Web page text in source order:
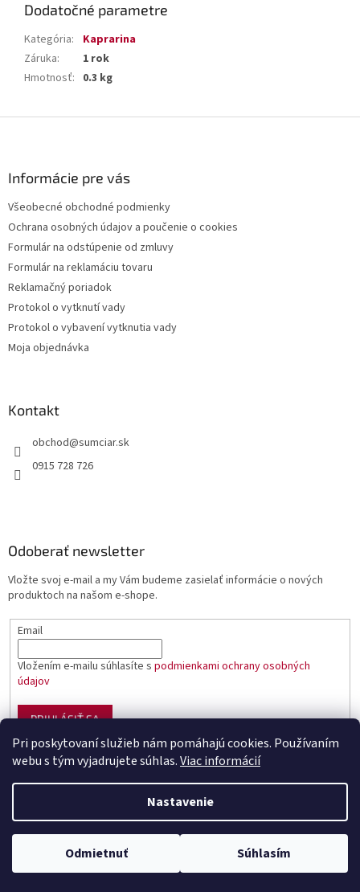
Pri poskytovaní služieb nám pomáhajú cookies. Používaním
webu s tým vyjadrujete súhlas.Viac informácií
Nastavenie
Odmietnuť Súhlasím
Dodatočné parametre
Kategória:
Kaprarina
Záruka:
1 rok
Hmotnosť: 0.3 kg
Informácie pre vás
Všeobecné obchodné podmienky
Ochrana osobných údajov a poučenie o cookies
Formulár na odstúpenie od zmluvy
Formulár na reklamáciu tovaru
Reklamačný poriadok
Protokol o vytknutí vady
Protokol o vybavení vytknutia vady
Moja objednávka
Kontakt
obchod@sumciar.sk
0915 728 726
Odoberať newsletter
Vložte svoj e-mail a my Vám budeme zasielať informácie o nových
produktoch na našom e-shope.
Email
Vložením e-mailu súhlasíte s podmienkami ochrany osobných
údajov
PRIHLÁSIŤ SA
Copyright 2026Sumciar - rybárske potreby. Všetky práva
vyhradené.
Upraviť nastavenie cookies